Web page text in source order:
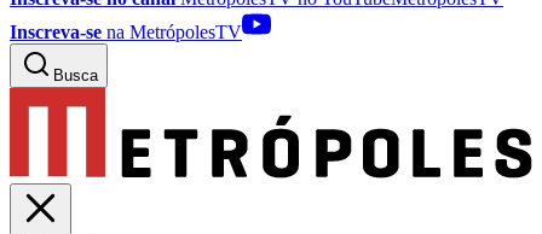
Inscreva-se na MetrópolesTV
Busca